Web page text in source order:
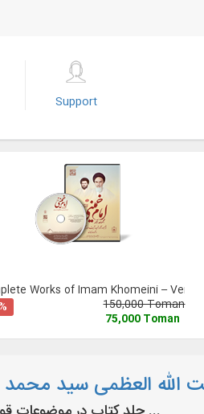
Support
Works of Imam Khomeini – Version
150,000 Toman
75,000 Toman
الله العظمی سید محمد